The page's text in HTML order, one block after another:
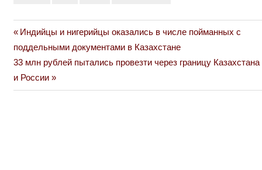
Навигация
по
записям
Previous
Post:
Индийцы и нигерийцы оказались в числе пойманных с
поддельными документами в Казахстане
Next
Post:
33 млн рублей пытались провезти через границу Казахстана
и России